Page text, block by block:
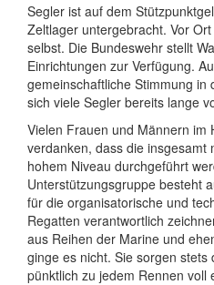
Segler ist auf dem
Zeltlager untergebracht. Vor
selbst. Die Bundeswehr stellt
Einrichtungen zur Verfügung.
gemeinschaftliche Stimmung in
sich viele Segler bereits lange
Vielen Frauen und Männern im
verdanken, dass die insgesamt
hohem Niveau durchgeführt
Unterstützungsgruppe besteht
für die organisatorische und
Regatten verantwortlich
aus Reihen der Marine und
ginge es nicht. Sie sorgen stets
pünktlich zu jedem Rennen voll